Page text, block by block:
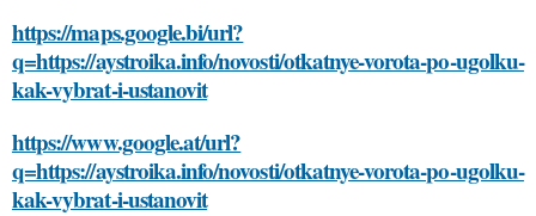
https://maps.google.bi/url?
q=https://aystroika.info/novosti/otkatnye-vorota-po-ugolku-
kak-vybrat-i-ustanovit
https://www.google.at/url?
q=https://aystroika.info/novosti/otkatnye-vorota-po-ugolku-
kak-vybrat-i-ustanovit